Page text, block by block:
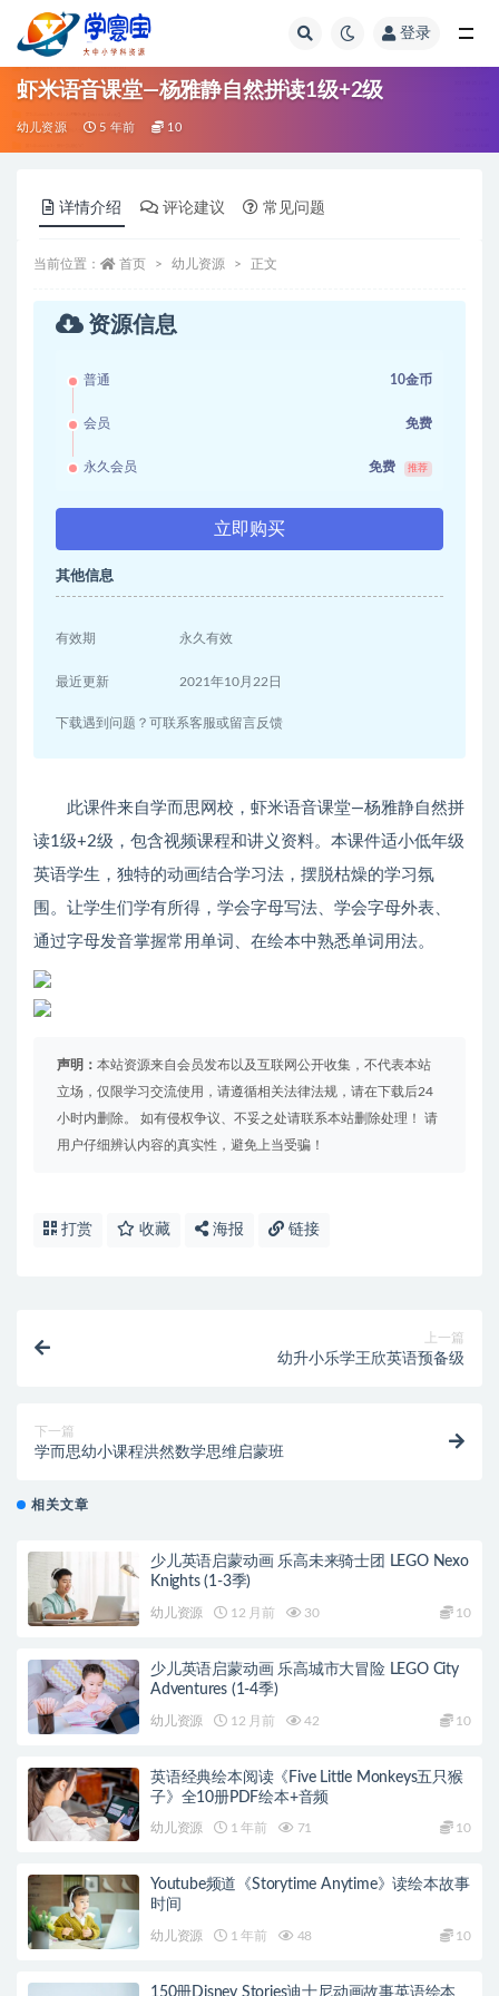
登录
虾米语音课堂—杨雅静自然拼读1级+2级
幼儿资源 5 年前 10
详情介绍 评论建议 常见问题
当前位置： 首页 幼儿资源 正文
资源信息
普通 10金币
会员 免费
永久会员 免费 推荐
立即购买
其他信息
有效期 永久有效
最近更新 2021年10月22日
下载遇到问题？可联系客服或留言反馈
此课件来自学而思网校，虾米语音课堂—杨雅静自然拼
读1级+2级，包含视频课程和讲义资料。本课件适小低年级
英语学生，独特的动画结合学习法，摆脱枯燥的学习氛
围。让学生们学有所得，学会字母写法、学会字母外表、
通过字母发音掌握常用单词、在绘本中熟悉单词用法。
声明： 本站资源来自会员发布以及互联网公开收集，不代表本站
立场，仅限学习交流使用，请遵循相关法律法规，请在下载后24
小时内删除。 如有侵权争议、不妥之处请联系本站删除处理！ 请
用户仔细辨认内容的真实性，避免上当受骗！
打赏 收藏 海报 链接
上一篇
幼升小乐学王欣英语预备级
下一篇
学而思幼小课程洪然数学思维启蒙班
相关文章
少儿英语启蒙动画 乐高未来骑士团 LEGO Nexo
Knights (1-3季)
幼儿资源 12 月前 30 10
少儿英语启蒙动画 乐高城市大冒险 LEGO City
Adventures (1-4季)
幼儿资源 12 月前 42 10
英语经典绘本阅读《Five Little Monkeys五只猴
子》全10册PDF绘本+音频
幼儿资源 1 年前 71 10
Youtube频道《Storytime Anytime》读绘本故事
时间
幼儿资源 1 年前 48 10
150册Disney Stories迪士尼动画故事英语绘本
全部